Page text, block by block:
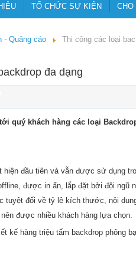
TỔ CHỨC SỰ KIỆN
- Quảng cáo Thi công các loại
đa dạng
quý khách hàng các loại
hiện đầu tiên và vẫn được sử dụng
được in ấn, lắp đặt bởi đội ngũ
tuyệt đối về tỷ lệ kích thước, nội
được nhiều khách hàng lựa chọn.
kế hàng triệu tấm backdrop phông